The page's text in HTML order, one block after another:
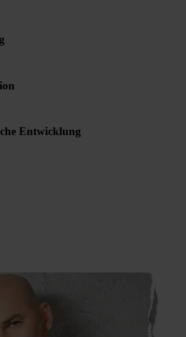
Entwicklung